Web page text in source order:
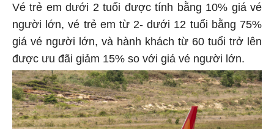
Vé trẻ em dưới 2 tuổi được tính bằng 10% giá vé
người lớn, vé trẻ em từ 2- dưới 12 tuổi bằng 75%
giá vé người lớn, và hành khách từ 60 tuổi trở lên
được ưu đãi giảm 15% so với giá vé người lớn.